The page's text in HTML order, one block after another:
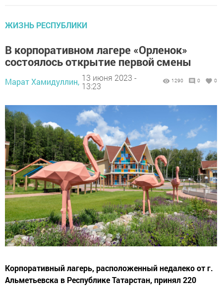
ЖИЗНЬ РЕСПУБЛИКИ
В корпоративном лагере «Орленок»
состоялось открытие первой смены
Марат Хамидуллин, 13 июня 2023 -
13:23
1290 0 0
Корпоративный лагерь, расположенный недалеко от г.
Альметьевска в Республике Татарстан, принял 220